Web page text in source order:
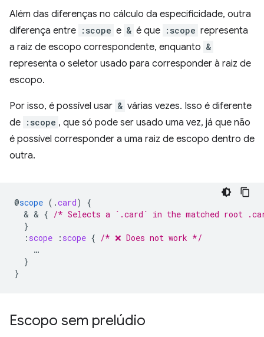
Além das diferenças no cálculo da especificidade, outra
diferença entre :scope e & é que :scope representa
a raiz de escopo correspondente, enquanto &
representa o seletor usado para corresponder à raiz de
escopo.
Por isso, é possível usar & várias vezes. Isso é diferente
de :scope , que só pode ser usado uma vez, já que não
é possível corresponder a uma raiz de escopo dentro de
outra.
@scope ( .card)
{
  & &
{ /* Selects a `.card` in the matched root
}
: scope : scope { /* ❌ Does not work */
…
}
}
Escopo sem prelúdio